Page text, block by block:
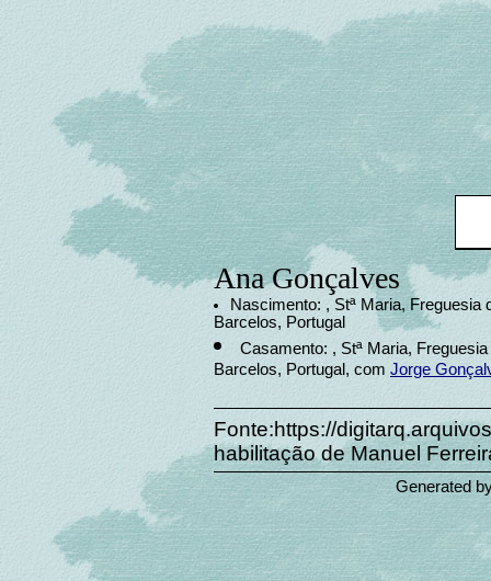
Ana Gonçalves
Nascimento: , Stª Maria, Freguesia
Barcelos, Portugal
Casamento: , Stª Maria,
Barcelos, Portugal, com Jorge
Fonte:https://
habilitação de Manuel
Generated